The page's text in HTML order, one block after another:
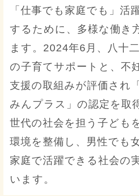
「仕事でも家庭でも」活
するために、多様な働き
ます。2024年6月、八十
の子育てサポートと、不
支援の取組みが評価され
みんプラス」の認定を取
世代の社会を担う子ども
環境を整備し、男性でも
家庭で活躍できる社会の
います。